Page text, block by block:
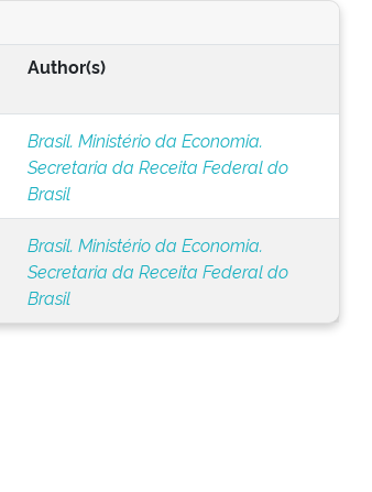
Author(s)
Brasil. Ministério da Economia.
Secretaria da Receita Federal do
Brasil
Brasil. Ministério da Economia.
Secretaria da Receita Federal do
Brasil